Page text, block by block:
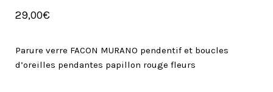
29,00€
Parure verre FACON MURANO pendentif et boucles
d’oreilles pendantes papillon rouge fleurs